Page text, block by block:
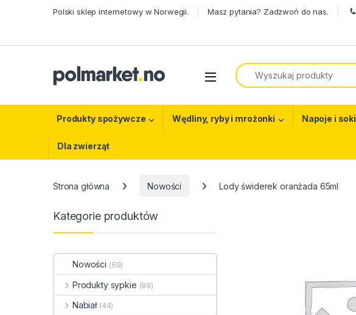
Polski sklep internetowy w Norwegii. Masz pytania? Zadzwoń do nas.
Open
Search for:
Produkty spożywcze Wędliny, ryby i mrożonki Napoje i soki
Dla zwierząt
Strona główna Nowości Lody świderek oranżada 65ml
Kategorie produktów
Nowości (69)
Produkty sypkie (89)
Nabiał (44)